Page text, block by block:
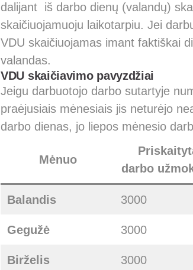
dalijant iš darbo dienų (valandų)
skaičiuojamuoju laikotarpiu. Jei
VDU skaičiuojamas imant faktiškai
valandas.
VDU skaičiavimo pavyzdžiai
Jeigu darbuotojo darbo sutartyje
praėjusiais mėnesiais jis neturėjo
darbo dienas, jo liepos mėnesio
Mėnuo
darbo
Balandis 3000
Gegužė 3000
Birželis 3000